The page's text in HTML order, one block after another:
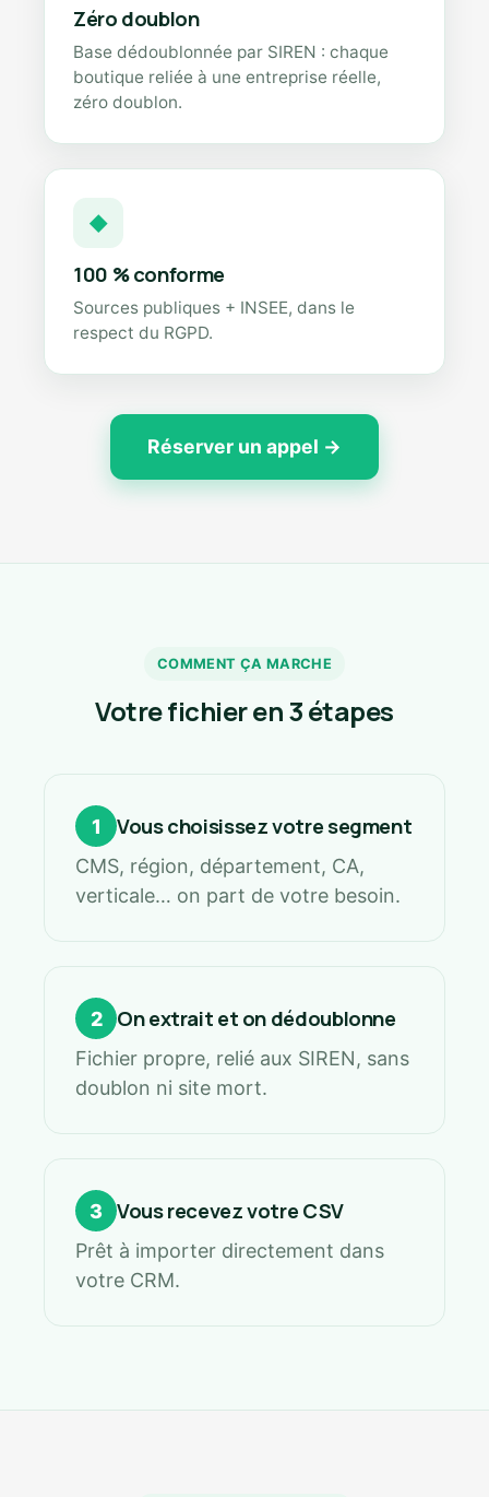
Zéro doublon
Base dédoublonnée par SIREN : chaque
boutique reliée à une entreprise réelle,
zéro doublon.
◆
100 % conforme
Sources publiques + INSEE, dans le
respect du RGPD.
Réserver un appel →
COMMENT ÇA MARCHE
Votre fichier en 3 étapes
1 Vous choisissez votre segment
CMS, région, département, CA,
verticale… on part de votre besoin.
2 On extrait et on dédoublonne
Fichier propre, relié aux SIREN, sans
doublon ni site mort.
3 Vous recevez votre CSV
Prêt à importer directement dans
votre CRM.